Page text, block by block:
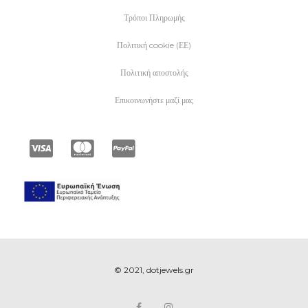
Τρόποι Πληρωμής
Πολιτική cookie (ΕΕ)
Πολιτική αποστολής
Επικοινωνήστε μαζί μας
© 2021, dotjewels.gr